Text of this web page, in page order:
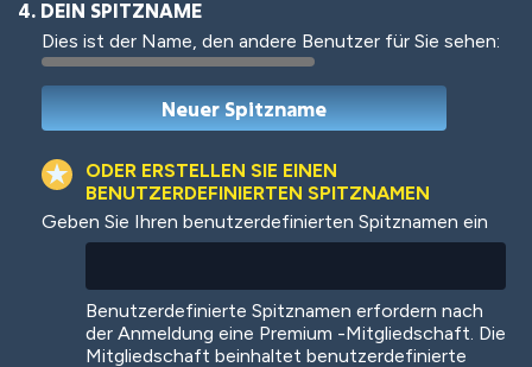
Woof Jungle Cats
Colorful
4. DEIN SPITZNAME
Dies ist der Name, den andere Benutzer für Sie sehen:
ODER ERSTELLEN SIE EINEN
BENUTZERDEFINIERTEN SPITZNAMEN
Geben Sie Ihren benutzerdefinierten Spitznamen ein
Benutzerdefinierte Spitznamen erfordern nach
der Anmeldung eine Premium -Mitgliedschaft. Die
Mitgliedschaft beinhaltet benutzerdefinierte